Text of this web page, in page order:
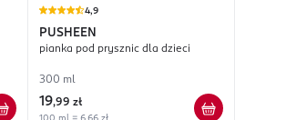
4,9
PUSHEEN
pianka pod prysznic dla dzieci
300 ml
19,99 zł